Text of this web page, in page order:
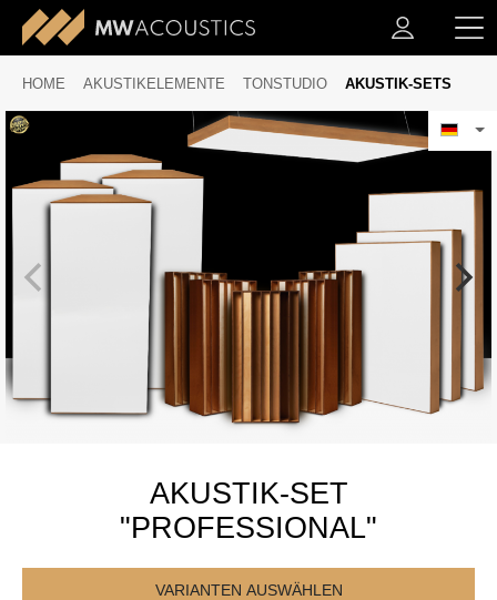
HOME AKUSTIKELEMENTE TONSTUDIO AKUSTIK-SETS
AKUSTIK-SET
"PROFESSIONAL"
VARIANTEN AUSWÄHLEN